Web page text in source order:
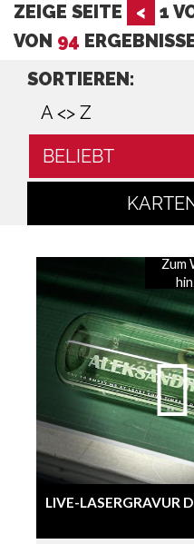
ZEIGE SEITE < 1
VON 94
SORTIEREN:
A <> Z
BELIEBT
Zum
LIVE-LASERGRAVUR